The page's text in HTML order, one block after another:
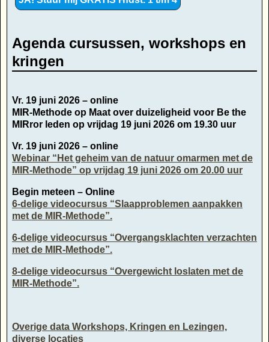
Agenda cursussen, workshops en
kringen
Vr. 19 juni 2026 – online
MIR-Methode op Maat over duizeligheid voor Be the
MIRror leden op vrijdag 19 juni 2026 om 19.30 uur
Vr. 19 juni 2026 – online
Webinar “Het geheim van de natuur omarmen met de
MIR-Methode” op vrijdag 19 juni 2026 om 20.00 uur
Begin meteen – Online
6-delige videocursus “Slaapproblemen aanpakken
met de MIR-Methode”.
6-delige videocursus “Overgangsklachten verzachten
met de MIR-Methode”.
8-delige videocursus “Overgewicht loslaten met de
MIR-Methode”.
Overige data Workshops, Kringen en Lezingen,
diverse locaties